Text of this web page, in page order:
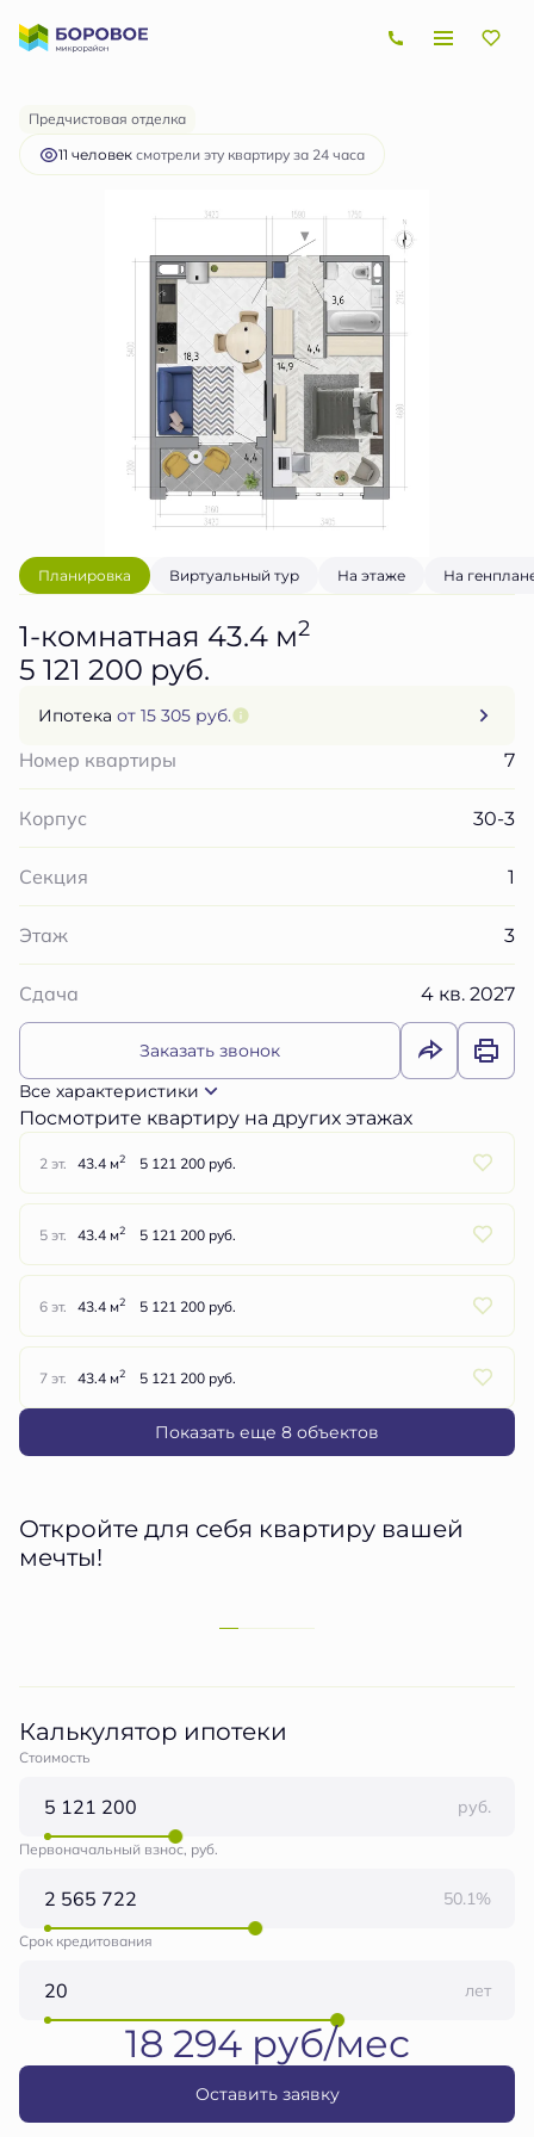
1-комнатная43.4 м 5 121 200 руб.
Ипотекаот 15 305 руб.
Предчистовая отделка
11 человек смотрели эту квартиру за 24 часа
Планировка Виртуальный тур На этаже На
1-комнатная 43.4 м2
5 121 200 руб.
Ипотека от 15 305 руб.
Номер квартиры 7
Корпус 30-3
Секция 1
Этаж 3
Сдача 4 кв. 2027
Заказать звонок
Все характеристики
Посмотрите квартиру на других этажах
2 эт. 43.4 м2 5 121 200 руб.
5 эт. 43.4 м2 5 121 200 руб.
6 эт. 43.4 м2 5 121 200 руб.
7 эт. 43.4 м2 5 121 200 руб.
Показать еще 8 объектов
Откройте для себя квартиру вашей
мечты!
Калькулятор ипотеки
Стоимость
руб.
Первоначальный взнос, руб.
50.1%
Срок кредитования
лет
18 294 руб/мес
Оставить заявку